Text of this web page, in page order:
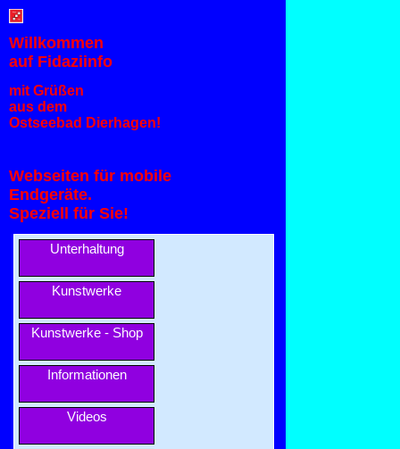
Willkommen
auf Fidaziinfo
mit Grüßen
aus dem
Ostseebad Dierhagen!
Webseiten für mobile
Endgeräte.
Speziell für Sie!
Unterhaltung
Kunstwerke
Kunstwerke - Shop
Informationen
Videos